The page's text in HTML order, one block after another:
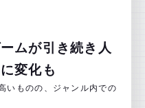
ムが引き続き人
変化も
いものの、ジャンル内での